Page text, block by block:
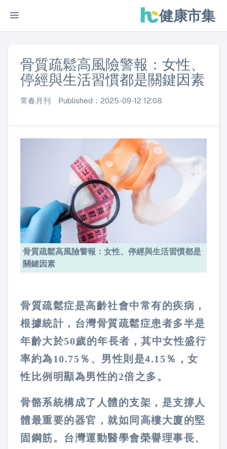
健康市集
骨質疏鬆高風險警報：女性、
停經與生活習慣都是關鍵因素
常春月刊 Published：2025-09-12 12:08
骨質疏鬆高風險警報：女性、停經與生活習慣都是
關鍵因素
骨質疏鬆症是高齡社會中常有的疾病，
根據統計，台灣骨質疏鬆症患者多半是
年齡大於50歲的年長者，其中女性盛行
率約為10.75 ％、男性則是4.15 ％，女
性比例明顯為男性的2倍之多。
骨骼系統構成了人體的支架，是支撐人
體最重要的器官，就如同高樓大廈的堅
固鋼筋。台灣運動醫學會榮譽理事長、